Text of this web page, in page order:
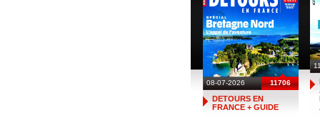
08-07-2026 11706
DETOURS EN
FRANCE + GUIDE